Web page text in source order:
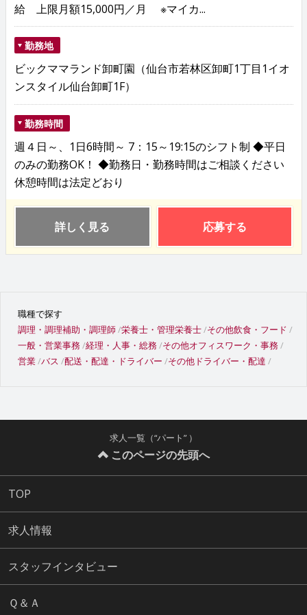
給 上限月額15,000円／月 ※マイカ...
勤務地
ビックママランド卸町園（仙台市若林区卸町1丁目1イオ
ンスタイル仙台卸町1F）
勤務時間
週４日～、1日6時間～ 7：15～19:15のシフト制 ◆平日
のみの勤務OK！ ◆勤務日・勤務時間はご相談ください
休憩時間は法定どおり
詳しく見る 応募する
職種で探す
調理・調理補助・調理師 栄養士・管理栄養士 その他飲食・フード
一般・営業事務 経理・人事・総務 その他オフィスワーク・事務
営業 バス 配送・配達・ドライバー その他ドライバー・配達
求人一覧（“パート” ）
このページの先頭へ
TOP
求人情報
スタッフインタビュー
Ｑ＆Ａ